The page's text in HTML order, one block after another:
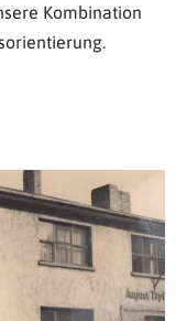
Kombination